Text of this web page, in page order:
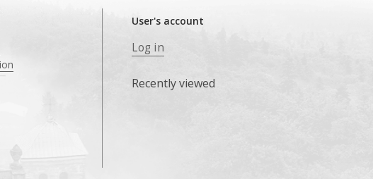
User's account
Log in
Recently viewed